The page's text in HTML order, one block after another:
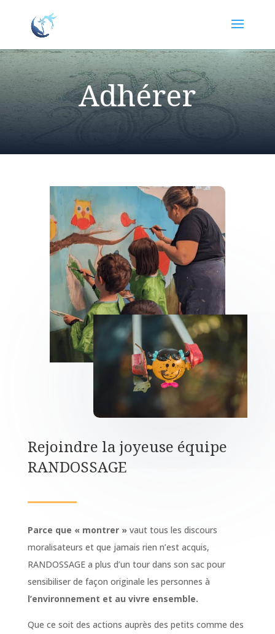
Adhérer
Rejoindre la joyeuse équipe
RANDOSSAGE
Parce que « montrer » vaut tous les discours
moralisateurs et que jamais rien n’est acquis,
RANDOSSAGE a plus d’un tour dans son sac pour
sensibiliser de façon originale les personnes à
l’environnement et au vivre ensemble.
Que ce soit des actions auprès des petits comme des